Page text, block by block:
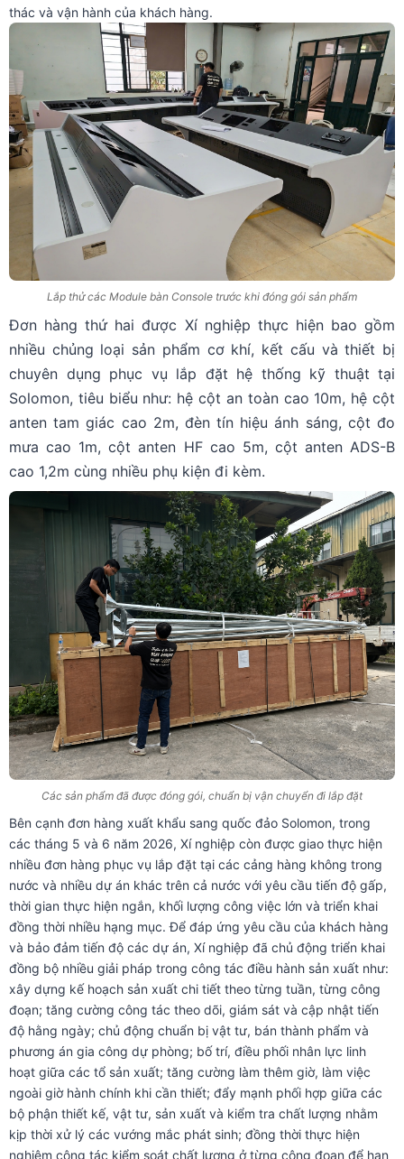
thác và vận hành của khách hàng.
Lắp thử các Module bàn Console trước khi đóng gói sản phẩm
Đơn hàng thứ hai được Xí nghiệp thực hiện bao gồm
nhiều chủng loại sản phẩm cơ khí, kết cấu và thiết bị
chuyên dụng phục vụ lắp đặt hệ thống kỹ thuật tại
Solomon, tiêu biểu như: hệ cột an toàn cao 10m, hệ cột
anten tam giác cao 2m, đèn tín hiệu ánh sáng, cột đo
mưa cao 1m, cột anten HF cao 5m, cột anten ADS-B
cao 1,2m cùng nhiều phụ kiện đi kèm.
Các sản phẩm đã được đóng gói, chuẩn bị vận chuyển đi lắp đặt
Bên cạnh đơn hàng xuất khẩu sang quốc đảo Solomon, trong
các tháng 5 và 6 năm 2026, Xí nghiệp còn được giao thực hiện
nhiều đơn hàng phục vụ lắp đặt tại các cảng hàng không trong
nước và nhiều dự án khác trên cả nước với yêu cầu tiến độ gấp,
thời gian thực hiện ngắn, khối lượng công việc lớn và triển khai
đồng thời nhiều hạng mục. Để đáp ứng yêu cầu của khách hàng
và bảo đảm tiến độ các dự án, Xí nghiệp đã chủ động triển khai
đồng bộ nhiều giải pháp trong công tác điều hành sản xuất như:
xây dựng kế hoạch sản xuất chi tiết theo từng tuần, từng công
đoạn; tăng cường công tác theo dõi, giám sát và cập nhật tiến
độ hằng ngày; chủ động chuẩn bị vật tư, bán thành phẩm và
phương án gia công dự phòng; bố trí, điều phối nhân lực linh
hoạt giữa các tổ sản xuất; tăng cường làm thêm giờ, làm việc
ngoài giờ hành chính khi cần thiết; đẩy mạnh phối hợp giữa các
bộ phận thiết kế, vật tư, sản xuất và kiểm tra chất lượng nhằm
kịp thời xử lý các vướng mắc phát sinh; đồng thời thực hiện
nghiêm công tác kiểm soát chất lượng ở từng công đoạn để hạn